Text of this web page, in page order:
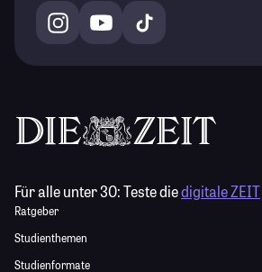
Für alle unter 30:Teste diedigitale ZEIT
Ratgeber
Studienthemen
Studienformate